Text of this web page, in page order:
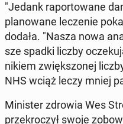
"Jedank ra­por­to­wa­ne
pla­no­wa­ne le­cze­nie
dodała. "Nasza nowa
sze spadki liczby
ni­kiem zwięk­szo­nej
NHS wciąż leczy mniej
Mi­ni­ster zdrowia Wes
prze­kro­czył swoje